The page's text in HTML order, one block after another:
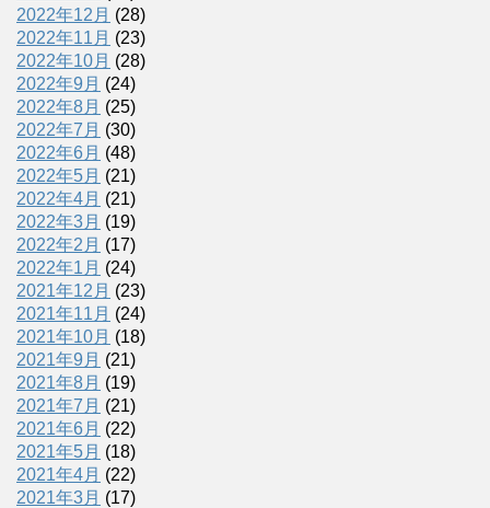
2022年12月 (28)
2022年11月 (23)
2022年10月 (28)
2022年9月 (24)
2022年8月 (25)
2022年7月 (30)
2022年6月 (48)
2022年5月 (21)
2022年4月 (21)
2022年3月 (19)
2022年2月 (17)
2022年1月 (24)
2021年12月 (23)
2021年11月 (24)
2021年10月 (18)
2021年9月 (21)
2021年8月 (19)
2021年7月 (21)
2021年6月 (22)
2021年5月 (18)
2021年4月 (22)
2021年3月 (17)